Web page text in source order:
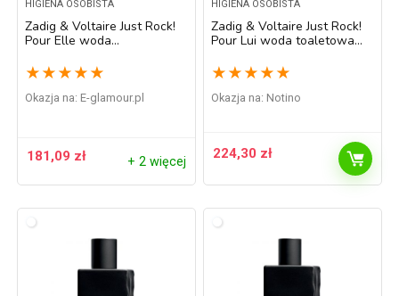
HIGIENA OSOBISTA
Zadig & Voltaire Just Rock!
Pour Elle woda
ml
★ ★ ★ ★ ★
Okazja na: e-glamour.pl
181,09 zł + 2 więcej
HIGIENA OSOBISTA
Zadig & Voltaire Just Rock!
Pour Lui woda toaletowa
★ ★ ★ ★ ★
Okazja na: Notino
224,30 zł